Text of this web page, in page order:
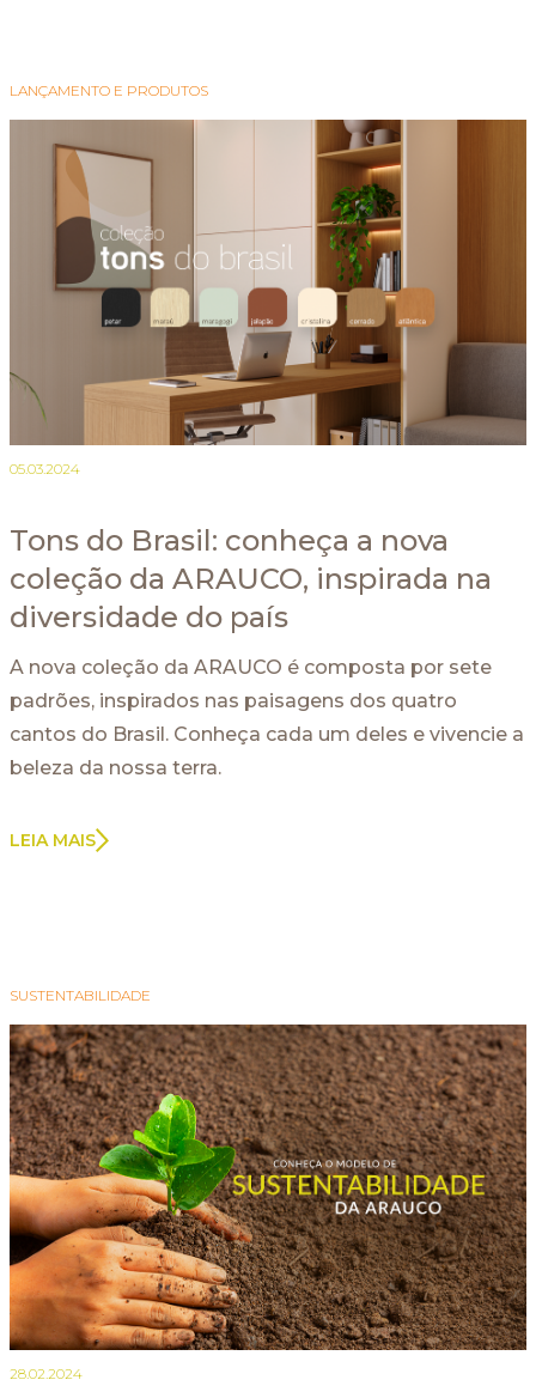
LANÇAMENTO E PRODUTOS
05.03.2024
Tons do Brasil: conheça a nova
coleção da ARAUCO, inspirada na
diversidade do país
A nova coleção da ARAUCO é composta por sete
padrões, inspirados nas paisagens dos quatro
cantos do Brasil. Conheça cada um deles e vivencie a
beleza da nossa terra.
LEIA MAIS
SUSTENTABILIDADE
28.02.2024